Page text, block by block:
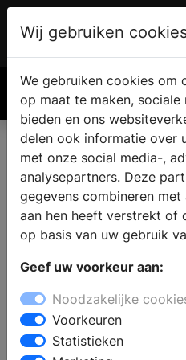
Wij gebruiken
We gebruiken cookies om
op maat te maken,
bieden en ons
delen ook informatie over
met onze social media-,
analysepartners. Deze
gegevens combineren
aan hen heeft verstrekt of
op basis van uw gebruik
Geef uw voorkeur aan:
Noodzakelijke
Voorkeuren
Statistieken